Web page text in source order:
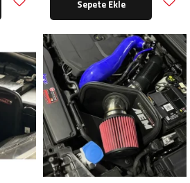
Sepete Ekle